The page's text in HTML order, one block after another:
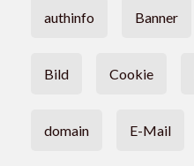
authinfo Banner
Bild Cookie
domain E-Mail